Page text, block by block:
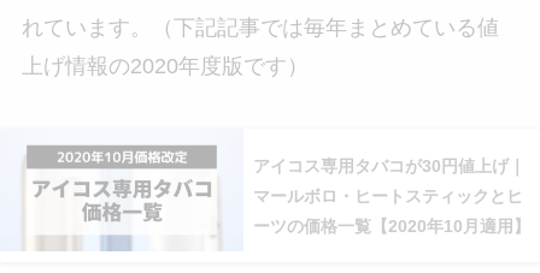
れています。（下記記事では毎年まとめている値
上げ情報の2020年度版です）
アイコス専用タバコが30円値上げ｜
マールボロ・ヒートスティックとヒ
ーツの価格一覧【2020年10月適用】